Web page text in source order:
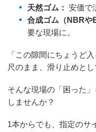
天然ゴム： 安価で
合成ゴム（NBRや
要な現場に。
「この隙間にちょうど
尺のまま、滑り止めとし
そんな現場の「困った
しませんか？
1本からでも、指定のサ